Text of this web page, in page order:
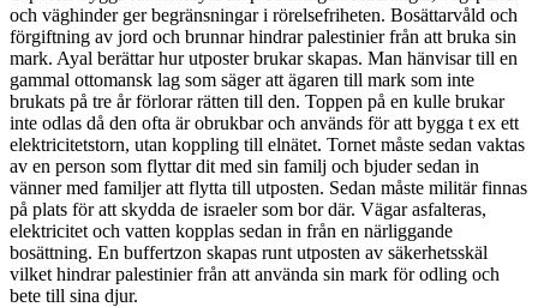
och väghinder ger begränsningar i rörelsefriheten. Bosättarvåld och
förgiftning av jord och brunnar hindrar palestinier från att bruka sin
mark. Ayal berättar hur utposter brukar skapas. Man hänvisar till en
gammal ottomansk lag som säger att ägaren till mark som inte
brukats på tre år förlorar rätten till den. Toppen på en kulle brukar
inte odlas då den ofta är obrukbar och används för att bygga t ex ett
elektricitetstorn, utan koppling till elnätet. Tornet måste sedan vaktas
av en person som flyttar dit med sin familj och bjuder sedan in
vänner med familjer att flytta till utposten. Sedan måste militär finnas
på plats för att skydda de israeler som bor där. Vägar asfalteras,
elektricitet och vatten kopplas sedan in från en närliggande
bosättning. En buffertzon skapas runt utposten av säkerhetsskäl
vilket hindrar palestinier från att använda sin mark för odling och
bete till sina djur.